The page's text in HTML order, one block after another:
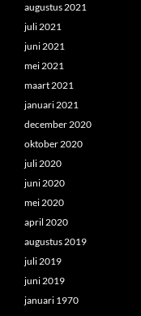
augustus 2021
juli 2021
juni 2021
mei 2021
maart 2021
januari 2021
december 2020
oktober 2020
juli 2020
juni 2020
mei 2020
april 2020
augustus 2019
juli 2019
juni 2019
januari 1970